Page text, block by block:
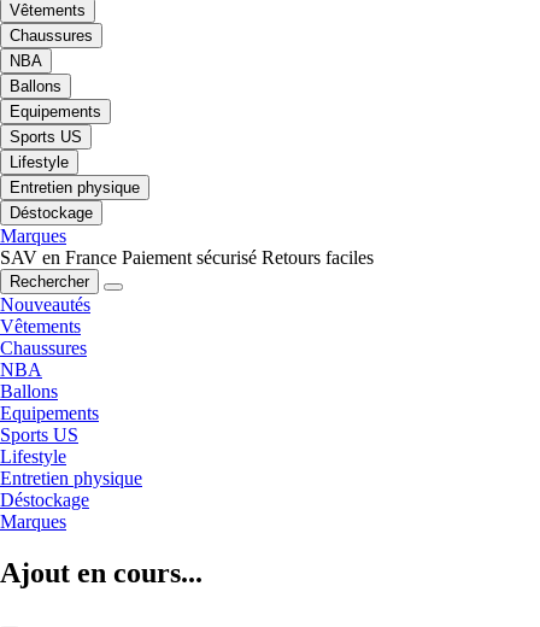
Vêtements
Chaussures
NBA
Ballons
Equipements
Sports US
Lifestyle
Entretien physique
Déstockage
Marques
SAV en France Paiement sécurisé Retours faciles
Rechercher
Nouveautés
Vêtements
Chaussures
NBA
Ballons
Equipements
Sports US
Lifestyle
Entretien physique
Déstockage
Marques
Ajout en cours...